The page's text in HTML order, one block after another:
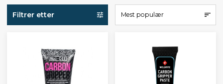
Filtrer etter Mest populær